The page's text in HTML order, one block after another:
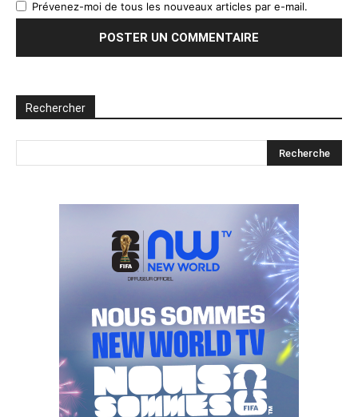
Prévenez-moi de tous les nouveaux articles par e-mail.
Rechercher